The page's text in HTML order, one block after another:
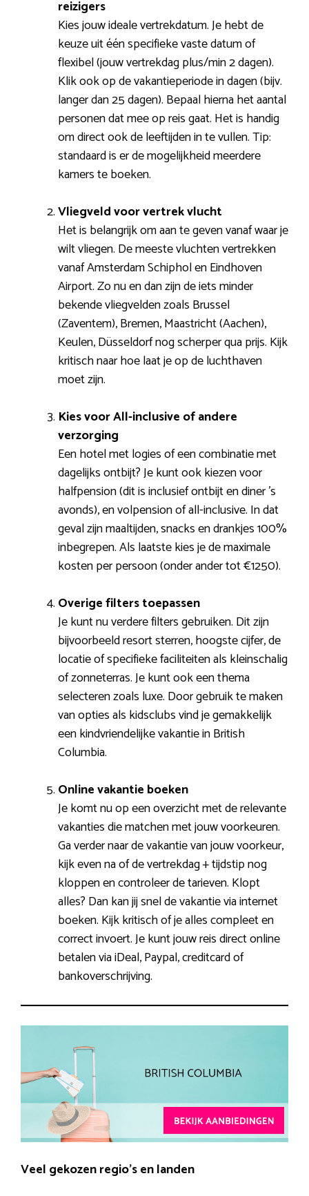
reizigers
Kies jouw ideale vertrekdatum. Je hebt de
keuze uit één specifieke vaste datum of
flexibel (jouw vertrekdag plus/min 2 dagen).
Klik ook op de vakantieperiode in dagen (bijv.
langer dan 25 dagen). Bepaal hierna het aantal
personen dat mee op reis gaat. Het is handig
om direct ook de leeftijden in te vullen. Tip:
standaard is er de mogelijkheid meerdere
kamers te boeken.
Vliegveld voor vertrek vlucht
Het is belangrijk om aan te geven vanaf waar je
wilt vliegen. De meeste vluchten vertrekken
vanaf Amsterdam Schiphol en Eindhoven
Airport. Zo nu en dan zijn de iets minder
bekende vliegvelden zoals Brussel
(Zaventem), Bremen, Maastricht (Aachen),
Keulen, Düsseldorf nog scherper qua prijs. Kijk
kritisch naar hoe laat je op de luchthaven
moet zijn.
Kies voor All-inclusive of andere
verzorging
Een hotel met logies of een combinatie met
dagelijks ontbijt? Je kunt ook kiezen voor
halfpension (dit is inclusief ontbijt en diner ’s
avonds), en volpension of all-inclusive. In dat
geval zijn maaltijden, snacks en drankjes 100%
inbegrepen. Als laatste kies je de maximale
kosten per persoon (onder ander tot €1250).
Overige filters toepassen
Je kunt nu verdere filters gebruiken. Dit zijn
bijvoorbeeld resort sterren, hoogste cijfer, de
locatie of specifieke faciliteiten als kleinschalig
of zonneterras. Je kunt ook een thema
selecteren zoals luxe. Door gebruik te maken
van opties als kidsclubs vind je gemakkelijk
een kindvriendelijke vakantie in British
Columbia.
Online vakantie boeken
Je komt nu op een overzicht met de relevante
vakanties die matchen met jouw voorkeuren.
Ga verder naar de vakantie van jouw voorkeur,
kijk even na of de vertrekdag + tijdstip nog
kloppen en controleer de tarieven. Klopt
alles? Dan kan jij snel de vakantie via internet
boeken. Kijk kritisch of je alles compleet en
correct invoert. Je kunt jouw reis direct online
betalen via iDeal, Paypal, creditcard of
bankoverschrijving.
Veel gekozen regio’s en landen